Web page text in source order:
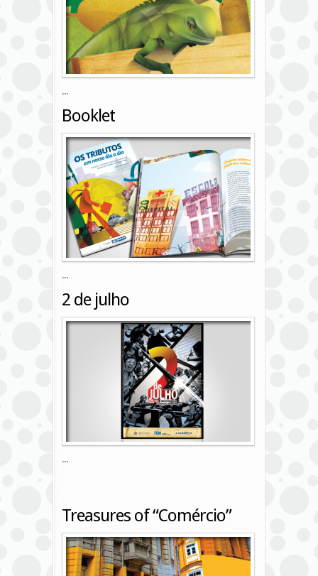
...
Booklet
...
2 de julho
...
Treasures of “Comércio”